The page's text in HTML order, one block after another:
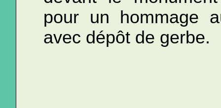
pour un hommage
avec dépôt de gerbe.